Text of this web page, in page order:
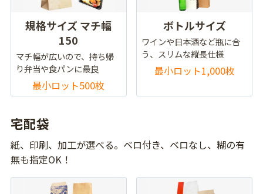
規格サイズ マチ幅
150
マチ幅が広いので、持ち帰
り弁当や食パンに最良
最小ロット500枚
ボトルサイズ
ワインや日本酒など瓶に合
う、スリムな縦長仕様
最小ロット1,000枚
宅配袋
紙、印刷、加工が選べる。ベロ付き、ベロなし、糊の有
無も指定OK！